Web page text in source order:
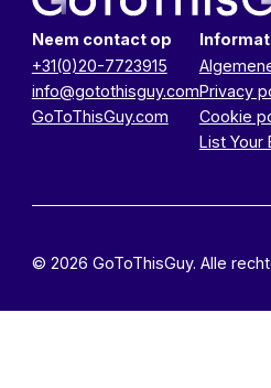
Neem contact op
+31(0)20-7723915
info@gotothisguy.com
GoToThisGuy.com
Privacy
Cookie
List Your
© 2026 GoToThisGuy. Alle